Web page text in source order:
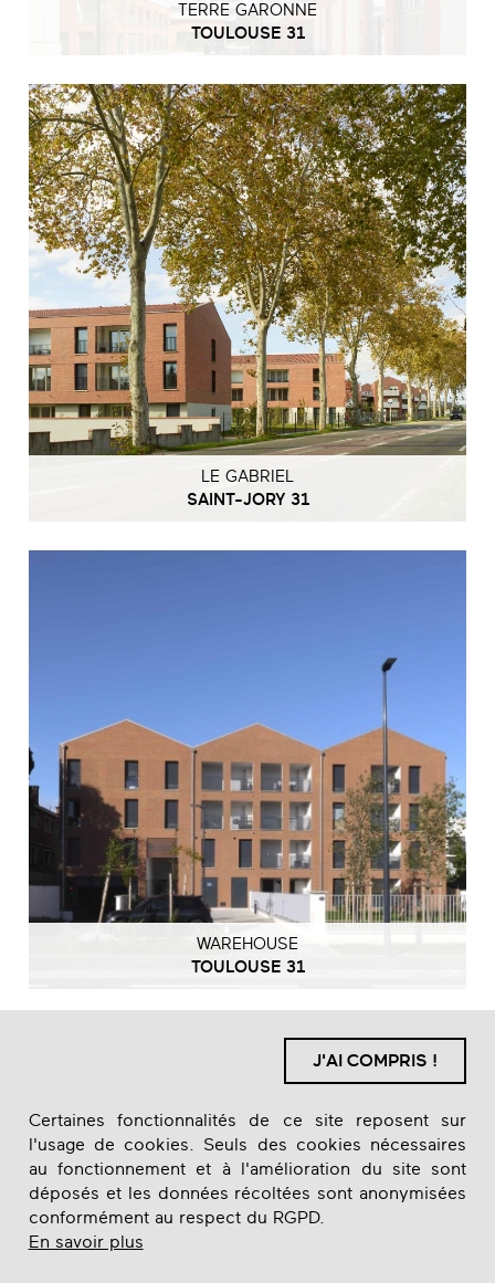
TERRE GARONNE
TOULOUSE 31
LE GABRIEL
SAINT-JORY 31
WAREHOUSE
TOULOUSE 31
J'AI COMPRIS !
Certaines fonctionnalités de ce site reposent sur
l'usage de cookies. Seuls des cookies nécessaires
au fonctionnement et à l'amélioration du site sont
déposés et les données récoltées sont anonymisées
conformément au respect du RGPD.
En savoir plus